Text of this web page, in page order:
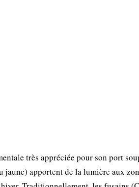
très appréciée pour son port
apportent de la lumière aux